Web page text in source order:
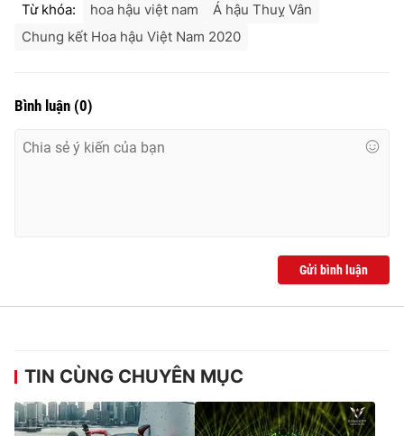
Từ khóa: hoa hậu việt nam
Á hậu Thuỵ Vân
Chung kết Hoa hậu Việt Nam 2020
Bình luận (0)
Gửi bình luận
TIN CÙNG CHUYÊN MỤC